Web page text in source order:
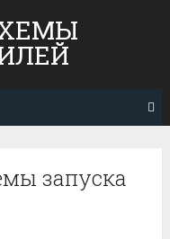
запуска